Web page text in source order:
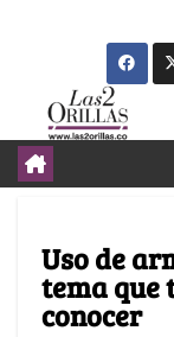
Uso de
tema que
conocer